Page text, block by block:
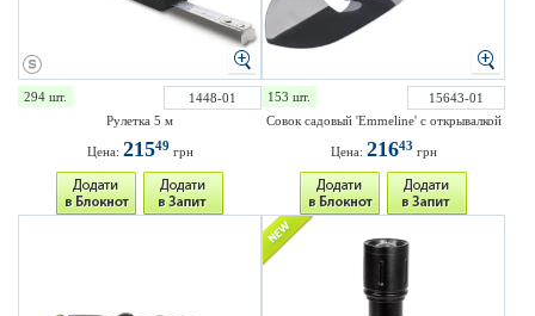
294 шт.
1448-01
Рулетка 5 м
Цена: 21549 грн
153 шт.
15643-01
Совок садовый 'Emmeline' с открывалкой
Цена: 21643 грн